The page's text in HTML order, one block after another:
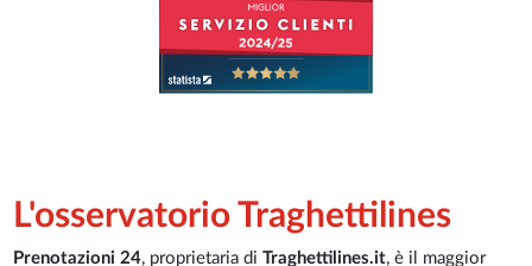
L'osservatorio Traghettilines
Prenotazioni 24, proprietaria diTraghettilines.it, è il maggior